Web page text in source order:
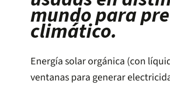
mundo para
climático.
Energía solar orgánica (con
ventanas para generar